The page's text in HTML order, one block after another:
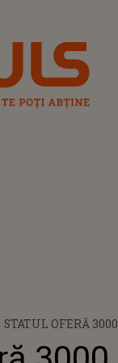
STATUL OFERĂ
CE CONDIȚII